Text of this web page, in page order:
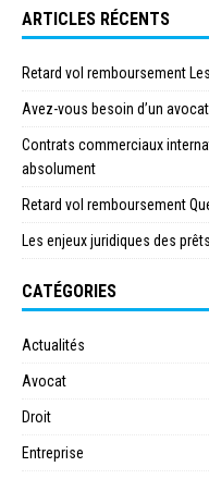
ARTICLES RÉCENTS
Retard vol remboursement
Avez-vous besoin d’un
Contrats commerciaux
absolument
Retard vol remboursement
Les enjeux juridiques des
CATÉGORIES
Actualités
Avocat
Droit
Entreprise